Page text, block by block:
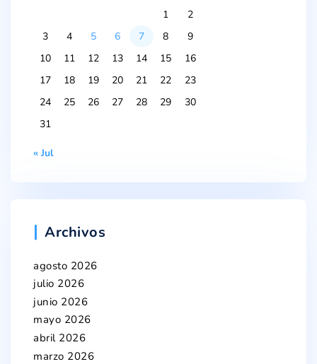
1
2
3
4 5 6 7 8
9
10
11 12 13 14 15
16
17
18 19 20 21 22
23
24
25 26 27 28 29
30
31
« Jul
Archivos
agosto 2026
julio 2026
junio 2026
mayo 2026
abril 2026
marzo 2026